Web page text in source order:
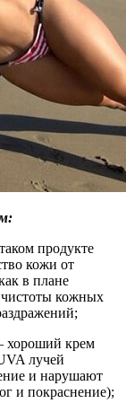
продукте
кожи от
в плане
чистоты кожных
хороший крем
лучей
и нарушают
и покраснение);